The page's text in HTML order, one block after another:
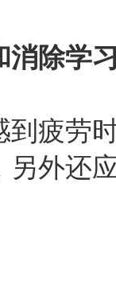
除学习
疲劳时
外还